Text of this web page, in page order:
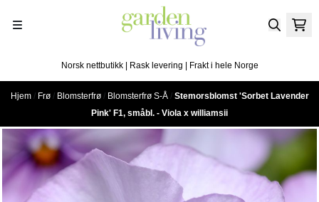
Norsk nettbutikk | Rask levering | Frakt i hele Norge
Hjem / Frø / Blomsterfrø / Blomsterfrø S-Å / Stemorsblomst 'Sorbet Lavender
Pink' F1, småbl. - Viola x williamsii